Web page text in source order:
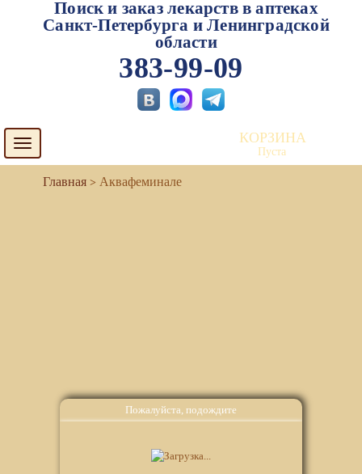
Пожалуйста, подождите
Поиск и заказ лекарств в аптеках
Санкт-Петербурга и Ленинградской
области
383-99-09
Toggle
navigation
КОРЗИНА
Пуста
Аквафеминале
Аналоги